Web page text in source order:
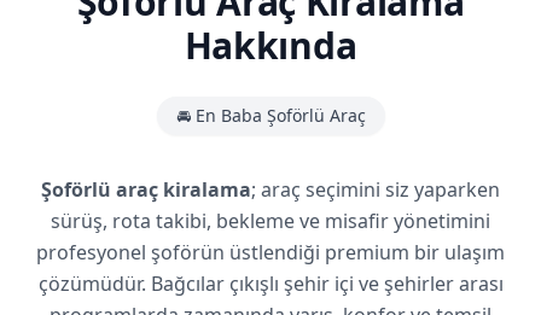
Hakkında
🚘 En Baba Şoförlü Araç
Şoförlü araç kiralama; araç seçimini siz yaparken
sürüş, rota takibi, bekleme ve misafir yönetimini
profesyonel şoförün üstlendiği premium bir ulaşım
çözümüdür. Bağcılar çıkışlı şehir içi ve şehirler arası